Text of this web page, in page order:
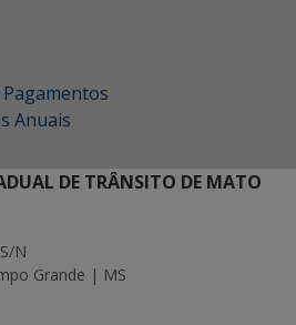
Anuais
DE TRÂNSITO DE MATO
N
Grande | MS